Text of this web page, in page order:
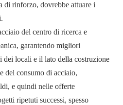
di rinforzo, dovrebbe attuare i
del centro di ricerca e
garantendo migliori
dei locali e il lato della costruzione
del consumo di acciaio,
e quindi nelle offerte
ripetuti successi, spesso